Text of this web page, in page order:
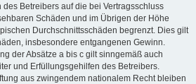
Betreibers auf die bei Vertragsschluss
Schäden und im Übrigen der Höhe
Durchschnittsschäden begrenzt. Dies gilt
insbesondere entgangenen Gewinn.
der Absätze a bis c gilt sinngemäß auch
und Erfüllungsgehilfen des Betreibers.
aus zwingendem nationalem Recht bleiben